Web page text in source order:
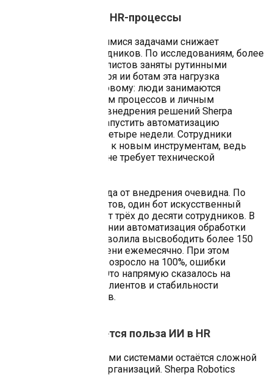
Как внедрить ИИ в HR-процессы
Работа с повторяющимися задачами снижает
вовлеченность сотрудников. По исследованиям, более
30% офисных специалистов заняты рутинными
операциями. Благодаря ии ботам эта нагрузка
распределяется по-новому: люди занимаются
аналитикой, развитием процессов и личным
общением. Простота внедрения решений Sherpa
Robotics позволяет запустить автоматизацию
рекрутинга всего за четыре недели. Сотрудники
быстро адаптируются к новым инструментам, ведь
интерфейс понятен и не требует технической
Экономическая выгода от внедрения очевидна. По
данным наших проектов, один бот искусственный
интеллект заменяет от трёх до десяти сотрудников. В
одной крупной компании автоматизация обработки
входящих заявок позволила высвободить более 150
часов рабочего времени ежемесячно. При этом
качество обработки возросло на 100%, ошибки
полностью исчезли. Это напрямую сказалось на
удовлетворённости клиентов и стабильности
внутренних процессов.
Где и как проявляется польза ИИ в HR
Интеграция с внешними системами остаётся сложной
задачей для многих организаций. Sherpa Robotics